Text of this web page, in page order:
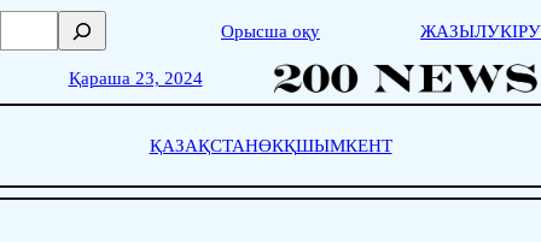
Skip
о
с
Орысша оқу ЖАЗЫЛУКІРУ
Қараша 23, 2024
ҚАЗАҚСТАНӨКҚШЫМКЕНТ